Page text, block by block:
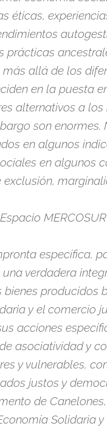
éticas,
prácticas
allá de los
en la puesta
alternativos a los
son enormes.
en algunos
en algunos
exclusión,
específica,
verdadera
producidos
y el comercio
acciones
asociatividad y
y vulnerables,
justos y
de
Solidaria y